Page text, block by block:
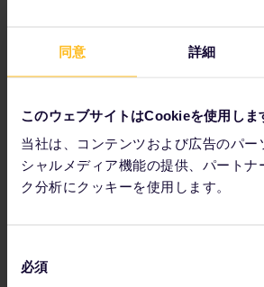
同意 詳細
このウェブサイトはCookieを使用しま
当社は、コンテンツおよび広告のパー
シャルメディア機能の提供、パートナ
ク分析にクッキーを使用します。
必須